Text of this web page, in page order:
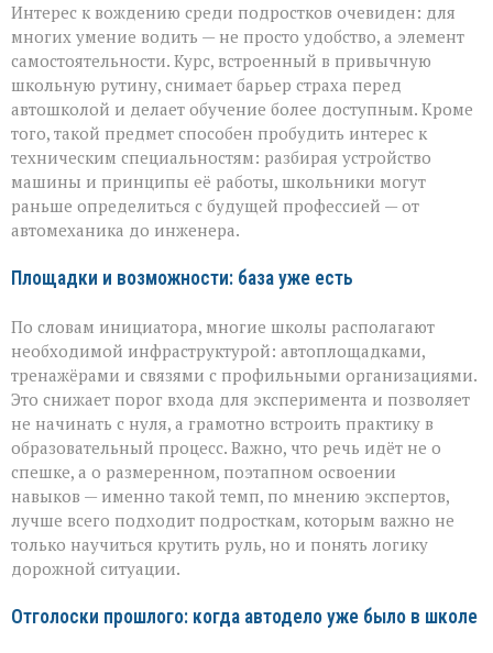
Интерес к вождению среди подростков очевиден: для
многих умение водить — не просто удобство, а элемент
самостоятельности. Курс, встроенный в привычную
школьную рутину, снимает барьер страха перед
автошколой и делает обучение более доступным. Кроме
того, такой предмет способен пробудить интерес к
техническим специальностям: разбирая устройство
машины и принципы её работы, школьники могут
раньше определиться с будущей профессией — от
автомеханика до инженера.
Площадки и возможности: база уже есть
По словам инициатора, многие школы располагают
необходимой инфраструктурой: автоплощадками,
тренажёрами и связями с профильными организациями.
Это снижает порог входа для эксперимента и позволяет
не начинать с нуля, а грамотно встроить практику в
образовательный процесс. Важно, что речь идёт не о
спешке, а о размеренном, поэтапном освоении
навыков — именно такой темп, по мнению экспертов,
лучше всего подходит подросткам, которым важно не
только научиться крутить руль, но и понять логику
дорожной ситуации.
Отголоски прошлого: когда автодело уже было в школе